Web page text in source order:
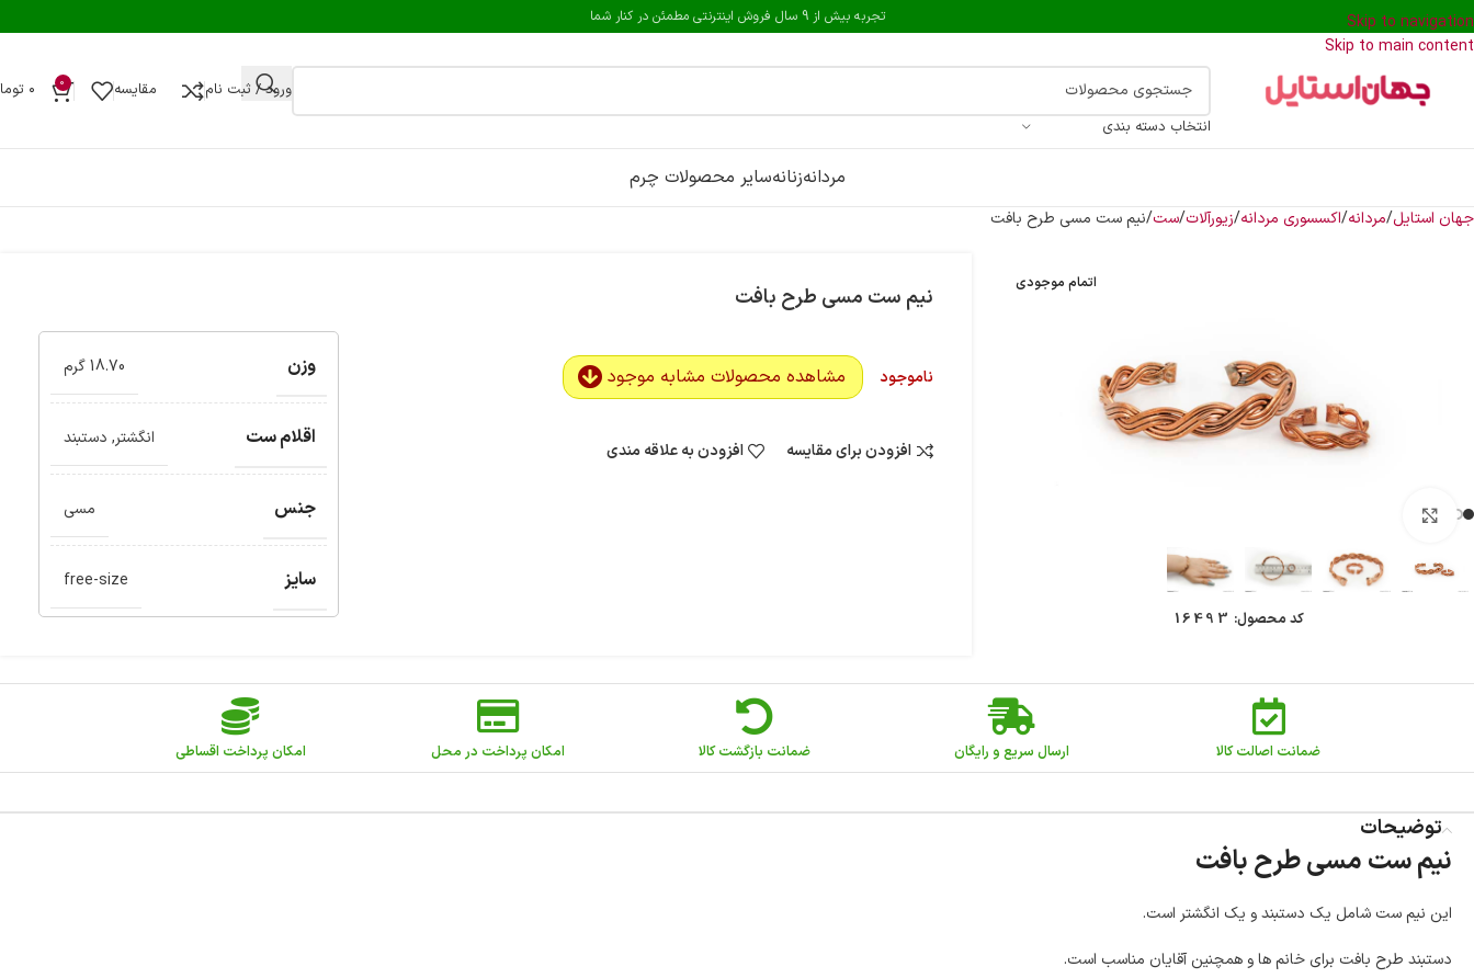
Skip to navigation
Skip to main content
تجربه بیش از 9 سال فروش اینترنتی مطمئن در کنار شما
انتخاب دسته بندی
ورود / ثبت نام مقایسه 0 ۰
مردانهزنانهسایر محصولات چرم
جهان استایل مردانه اکسسوری مردانه زیورآلات ست نیم ست مسی طرح بافت
اتمام موجودی
کد محصول: 16493
نیم ست مسی طرح بافت
وزن 18.70 گرم
اقلام ست انگشتر, دستبند
جنس مسی
سایز free-size
ناموجود مشاهده محصولات مشابه موجود
افزودن برای مقایسه افزودن به علاقه مندی
ضمانت اصالت کالا ارسال سریع و رایگان ضمانت بازگشت کالا امکان پرداخت در محل امکان پرداخت اقساطی
توضیحات
نیم ست مسی طرح بافت
این نیم ست شامل یک دستبند و یک انگشتر است.
دستبند طرح بافت برای خانم ها و همچنین آقایان مناسب است.